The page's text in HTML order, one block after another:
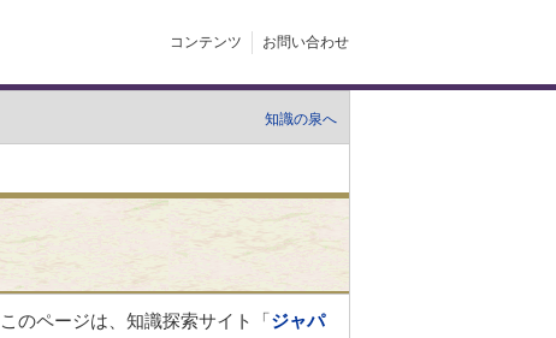
コンテンツ お問い合わせ
知識の泉へ
このページは、知識探索サイト「ジャパ